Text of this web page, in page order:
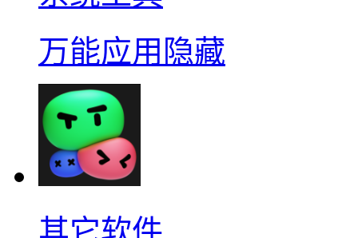
万能应用隐藏
其它软件